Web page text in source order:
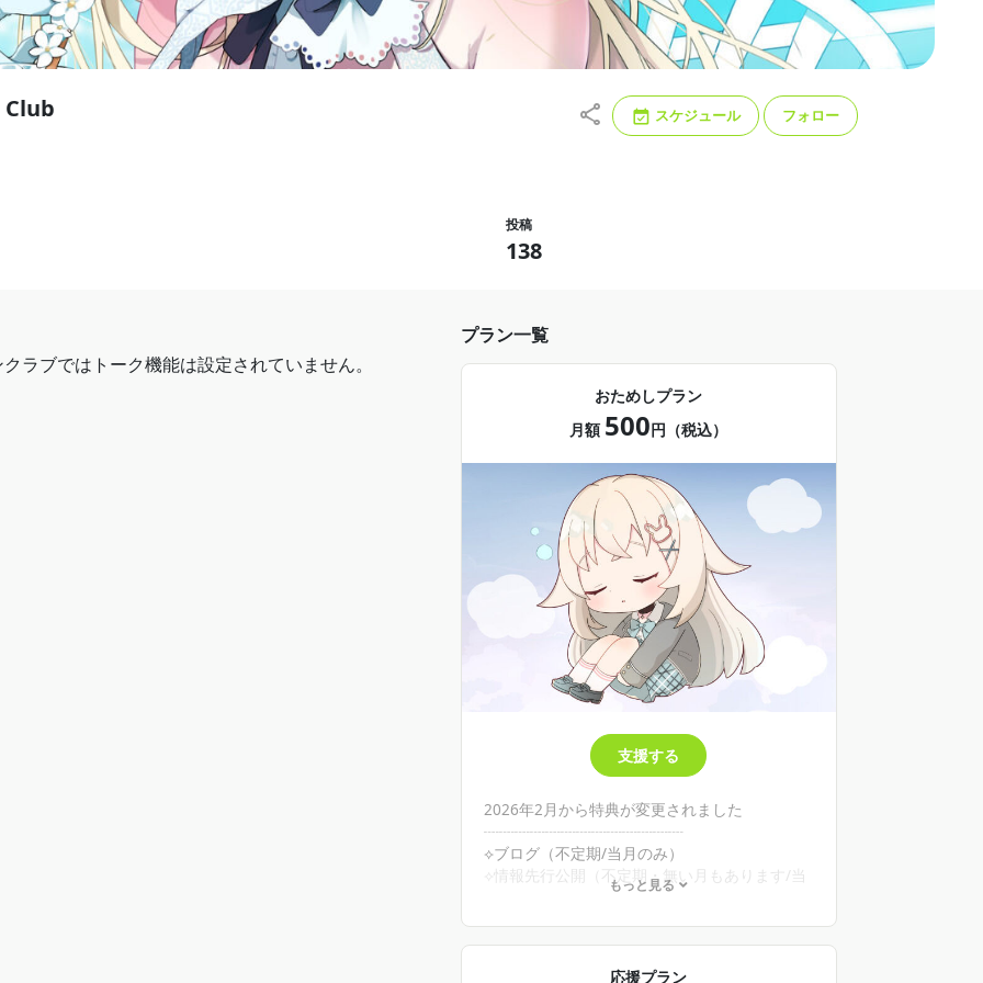
投稿
138
スケジュール フォロー
ラブではトーク機能は設定されていません。
プラン一覧
おためしプラン
月額 500円（税込）
支援する
2026年2月から特典が変更されました
┈┈┈┈┈┈┈┈┈┈┈┈┈
⟡ブログ（不定期/当月のみ）
⟡情報先行公開（不定期・無い月もあります/当
⟡PC用壁紙（月1回/当月のみ）
もっと見る
応援プラン